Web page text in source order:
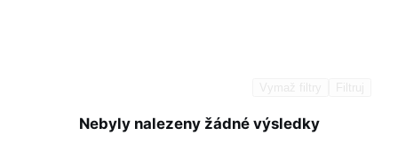
Nebyly nalezeny žádné výsledky